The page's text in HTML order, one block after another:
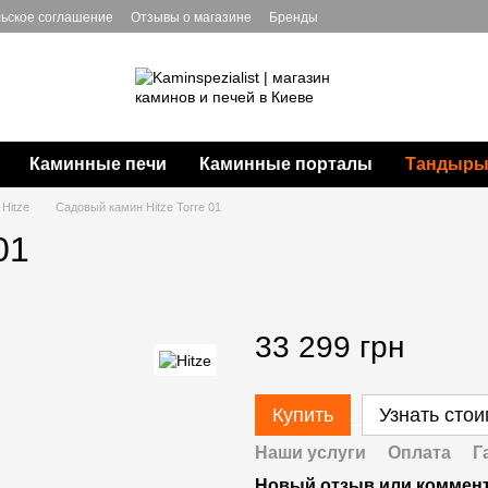
соглашение Отзывы о магазине Бренды
Каминные печи Каминные порталы
Садовый камин Hitze Torre 01
33 299 грн
Купить Узнать
Наши услуги Оплата